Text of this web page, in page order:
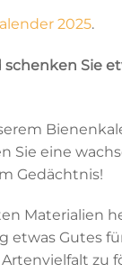
2025.
Sie
Sie eine
Gedächtnis!
Gutes
zu